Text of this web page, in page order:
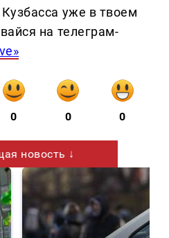
уже в твоем
на телеграм-
0 0 0
новость ↓